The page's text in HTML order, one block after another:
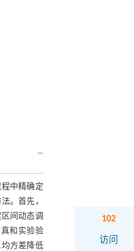
中精确定
。首先，
间动态调
和实验验
方差降低
102
访问